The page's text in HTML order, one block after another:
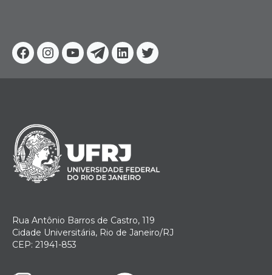
Facebook
Instagram
YoutubeTelegram
Linkedin
Twitter
Rua Antônio Barros de Castro, 119
Cidade Universitária, Rio de Janeiro/RJ
CEP: 21941-853